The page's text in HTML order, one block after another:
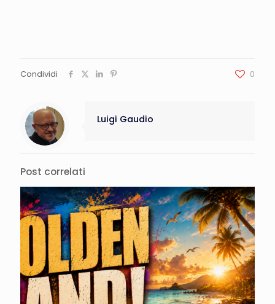
Condividi 0
Luigi Gaudio
Post correlati